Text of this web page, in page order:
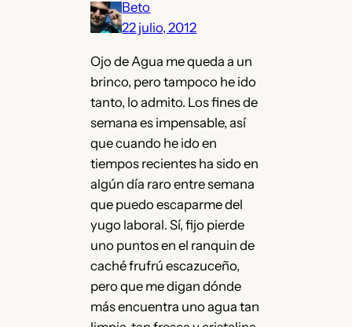
Beto
22 julio, 2012
Ojo de Agua me queda a un
brinco, pero tampoco he ido
tanto, lo admito. Los fines de
semana es impensable, así
que cuando he ido en
tiempos recientes ha sido en
algún día raro entre semana
que puedo escaparme del
yugo laboral. Sí, fijo pierde
uno puntos en el ranquin de
caché frufrú escazuceño,
pero que me digan dónde
más encuentra uno agua tan